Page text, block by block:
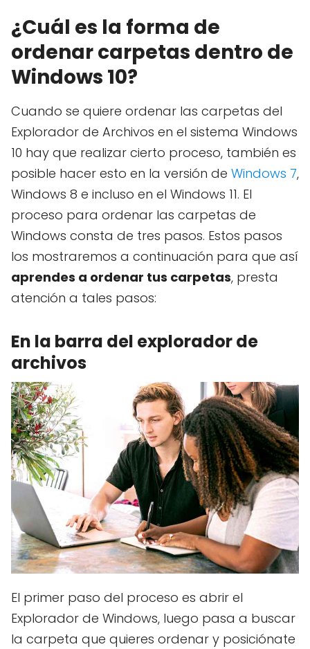
¿Cuál es la forma de
ordenar carpetas dentro de
Windows 10?
Cuando se quiere ordenar las carpetas del
Explorador de Archivos en el sistema Windows
10 hay que realizar cierto proceso, también es
posible hacer esto en la versión de Windows 7,
Windows 8 e incluso en el Windows 11. El
proceso para ordenar las carpetas de
Windows consta de tres pasos. Estos pasos
los mostraremos a continuación para que así
aprendes a ordenar tus carpetas, presta
atención a tales pasos:
En la barra del explorador de
archivos
El primer paso del proceso es abrir el
Explorador de Windows, luego pasa a buscar
la carpeta que quieres ordenar y posiciónate